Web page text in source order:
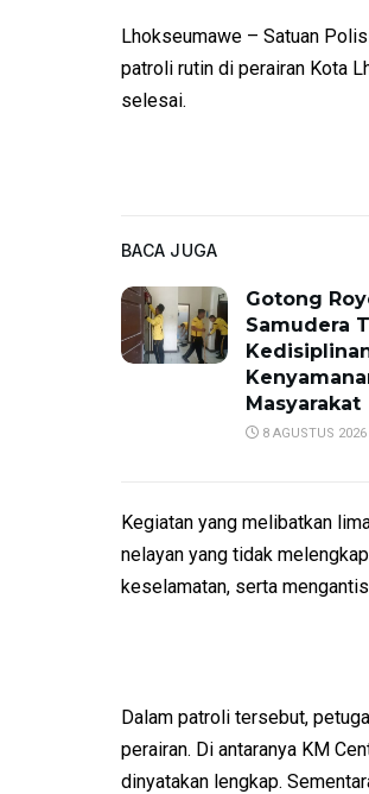
Lhokseumawe – Satuan
patroli rutin di perairan Kota
selesai.
BACA JUGA
Gotong
Samudera
Masyarakat
8 AGUSTUS 2026
Kegiatan yang melibatkan
nelayan yang tidak
keselamatan, serta
Dalam patroli tersebut,
perairan. Di antaranya KM
dinyatakan lengkap.